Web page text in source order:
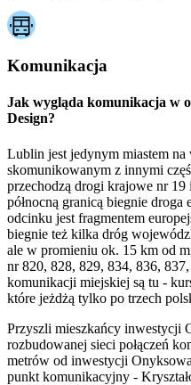
Komunikacja
Jak wygląda komunikacja w
Design?
Lublin jest jedynym miastem
skomunikowanym z innymi
przechodzą drogi krajowe nr 19
północną granicą biegnie
odcinku jest fragmentem
biegnie też kilka dróg
ale w promieniu ok. 15 km od
nr 820, 828, 829, 834, 836,
komunikacji miejskiej są tu -
które jeżdżą tylko po trzech
Przyszli mieszkańcy inwestycji
rozbudowanej sieci połączeń
metrów od inwestycji
punkt komunikacyjny -